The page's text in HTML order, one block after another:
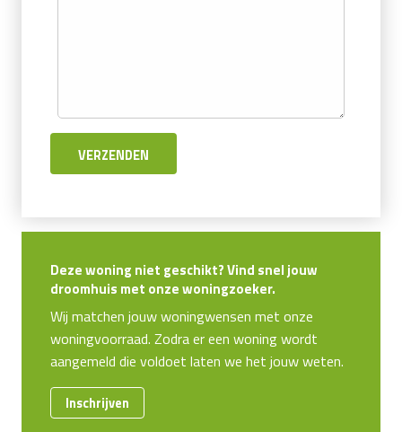
Deze woning niet geschikt? Vind snel jouw
droomhuis met onze woningzoeker.
Wij matchen jouw woningwensen met onze
woningvoorraad. Zodra er een woning wordt
aangemeld die voldoet laten we het jouw weten.
Inschrijven